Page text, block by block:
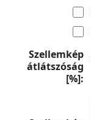
Szellemkép
átlátszóság
[%]